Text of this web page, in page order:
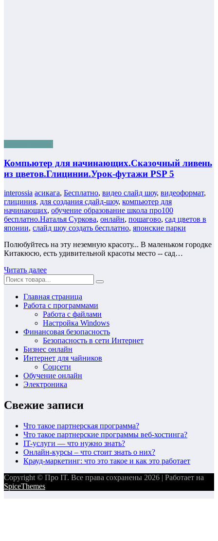
Компьютер для начинающих.Сказочный ливень
из цветов.Глицинии.Урок-футажи PSP 5
interossia асикага, Бесплатно, видео слайд шоу, видеоформат,
глициния, для создания сдайд-шоу, компьютер для
начинающих, обучение образование школа про100
бесплатно.Наталья Суркова, онлайн, пошагово, сад цветов в
японии, слайд шоу создать бесплатно, японские парки
Полюбуйтесь на эту неземную красоту... В маленьком городке
Китакюсю, есть удивительной красоты место -- сад…
Читать далее
Главная страница
Работа с программами
Работа с файлами
Настройка Windows
Финансовая безопасность
Безопасность в сети Интернет
Бизнес онлайн
Интернет для чайников
Соцсети
Обучение онлайн
Электроника
Свежие записи
Что такое партнерская программа?
Что такое партнерские программы веб-хостинга?
IT-услуги — что нужно знать?
Онлайн-курсы – что стоит знать о них?
Крауд-маркетинг: что это такое и как это работает
Copyright © Про IT. Все права сохранены 2026 | Работает на
SpiceThemes